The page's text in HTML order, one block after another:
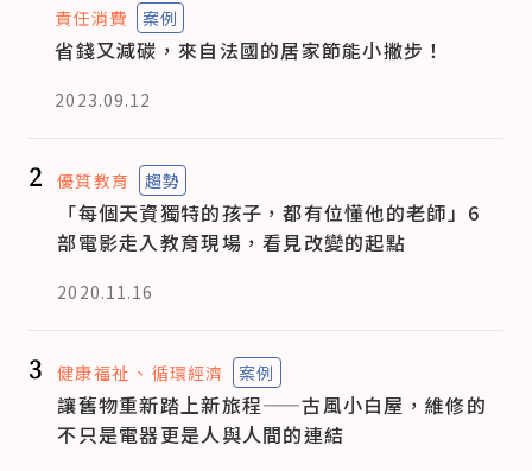
責任消費 案例
省錢又減碳，來自法國的居家節能小撇步！
2023.09.12
2 優質教育 趨勢
「每個天資獨特的孩子，都有位懂他的老師」6
部電影走入教育現場，看見改變的起點
2020.11.16
3 健康福祉 循環經濟 案例
讓舊物重新踏上新旅程——古風小白屋，維修的
不只是電器更是人與人間的連結